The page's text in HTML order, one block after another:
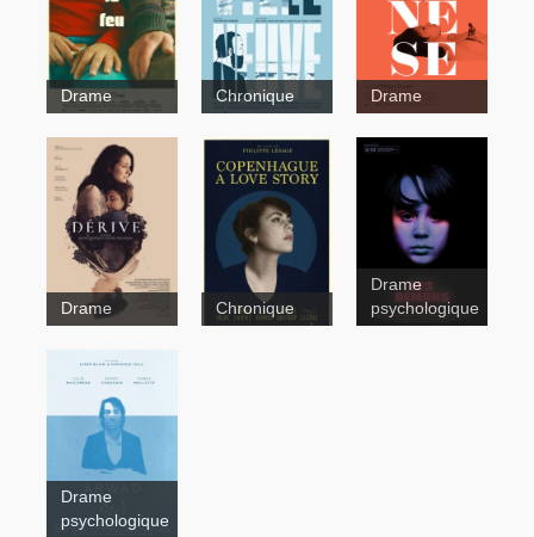
Genèse
Drame
Ville Neuve
Chronique
Genèse
Drame
Voce
Drame Chronique Les démons
Drame
psychologique
Drame
psychologique